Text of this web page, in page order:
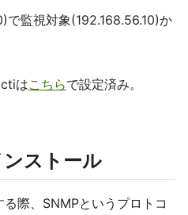
監視対象(192.168.56.10)か
はこちらで設定済み。
ストール
際、SNMPというプロトコ